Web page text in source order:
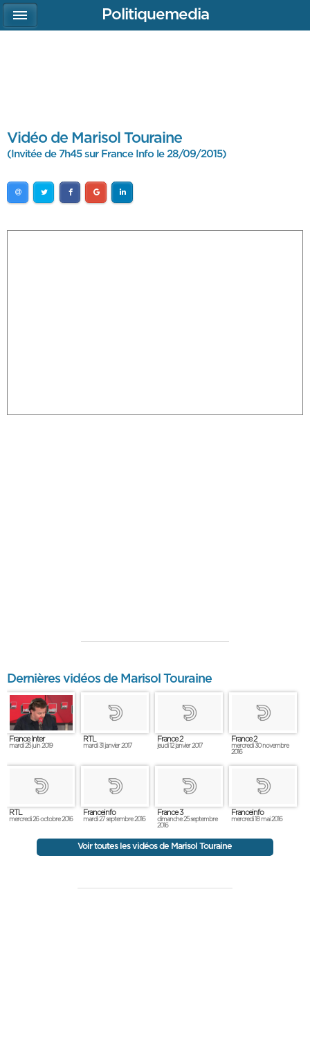
Vidéo de Marisol Touraine
(Invitée de 7h45 sur France Info le 28/09/2015)
Dernières vidéos de Marisol Touraine
France Inter
mardi 25 juin 2019
RTL
mardi 31 janvier 2017
France 2
jeudi 12 janvier 2017
France 2
mercredi 30 novembre
2016
RTL
mercredi 26 octobre 2016
Franceinfo
mardi 27 septembre 2016
France 3
dimanche 25 septembre
2016
Franceinfo
mercredi 18 mai 2016
Voir toutes les vidéos de Marisol Touraine
Politiquemedia